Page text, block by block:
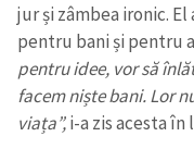
jur și zâmbea ironic.
pentru bani și pentru
pentru idee, vor să
facem niște bani. Lor
viața”,i-a zis acesta